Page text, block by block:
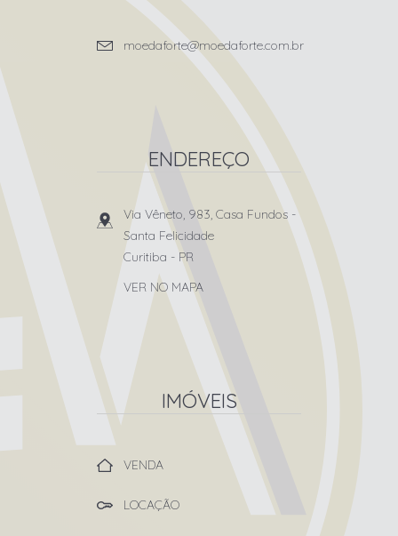
moedaforte@moedaforte.com.br
ENDEREÇO
Via Vêneto, 983, Casa Fundos -
Santa Felicidade
Curitiba - PR
VER NO MAPA
IMÓVEIS
VENDA
LOCAÇÃO